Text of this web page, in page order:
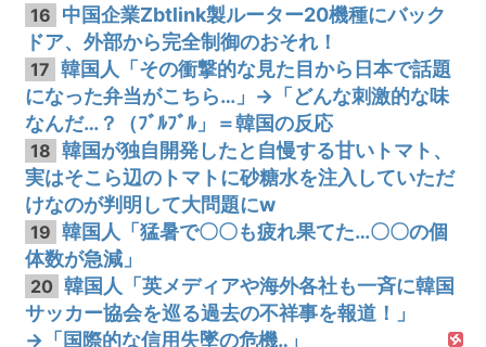
16 中国企業Zbtlink製ルーター20機種にバック
ドア、外部から完全制御のおそれ！
17 韓国人「その衝撃的な見た目から日本で話題
になった弁当がこちら…」→「どんな刺激的な味
なんだ…？（ﾌﾞﾙﾌﾞﾙ」＝韓国の反応
18 韓国が独自開発したと自慢する甘いトマト、
実はそこら辺のトマトに砂糖水を注入していただ
けなのが判明して大問題にw
19 韓国人「猛暑で〇〇も疲れ果てた…〇〇の個
体数が急減」
20 韓国人「英メディアや海外各社も一斉に韓国
サッカー協会を巡る過去の不祥事を報道！」
→「国際的な信用失墜の危機‥」